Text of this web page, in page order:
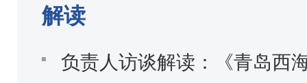
解读
负责人访谈解读：《青岛西